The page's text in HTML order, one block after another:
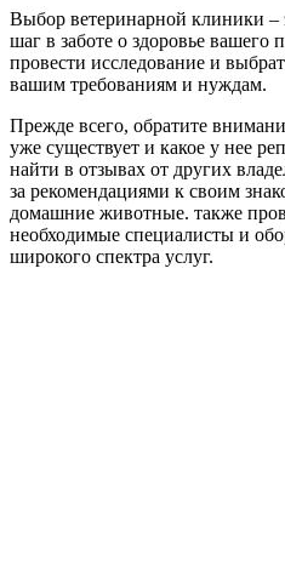
Выбор ветеринарной клиники
шаг в заботе о здоровье
провести исследование и
вашим требованиям и нуждам.
Прежде всего, обратите
уже существует и какое у нее
найти в отзывах от других
за рекомендациями к своим
домашние животные. также
необходимые специалисты и
широкого спектра услуг.